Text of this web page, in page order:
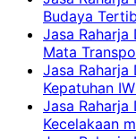
Budaya
Jasa Raharja
Mata
Jasa Raharja
Kepatuhan
Jasa Raharja
Kecelakaan